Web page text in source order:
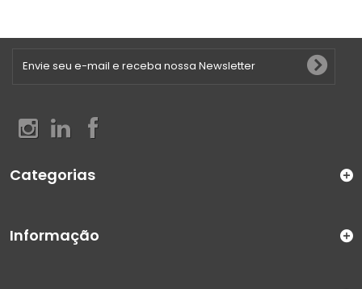
Categorias
Informação